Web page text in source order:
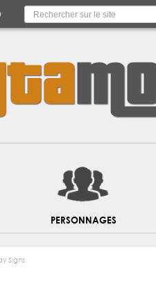
PERSONNAGES
Signs